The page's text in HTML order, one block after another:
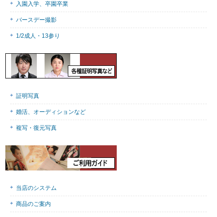
入園入学、卒園卒業
バースデー撮影
1/2成人・13参り
証明写真
婚活、オーディションなど
複写・復元写真
当店のシステム
商品のご案内